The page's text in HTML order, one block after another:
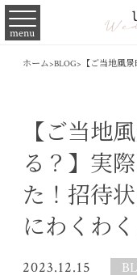
menu
ホーム>BLOG> 【ご当地風
【ご当地
る？】実
た！招待
にわくわ
2023.12.15